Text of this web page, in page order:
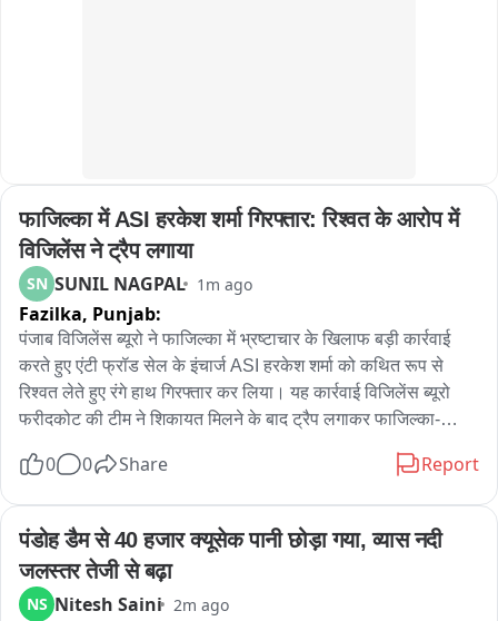
फाजिल्का में ASI हरकेश शर्मा गिरफ्तार: रिश्वत के आरोप में
विजिलेंस ने ट्रैप लगाया
SN SUNIL NAGPAL 1m ago
Fazilka, Punjab:
पंजाब विजिलेंस ब्यूरो ने फाजिल्का में भ्रष्टाचार के खिलाफ बड़ी कार्रवाई
करते हुए एंटी फ्रॉड सेल के इंचार्ज ASI हरकेश शर्मा को कथित रूप से
रिश्वत लेते हुए रंगे हाथ गिरफ्तार कर लिया। यह कार्रवाई विजिलेंस ब्यूरो
फरीदकोट की टीम ने शिकायत मिलने के बाद ट्रैप लगाकर फाजिल्का-
पास दो पक्षों के बीच करीब 11-12 लाख रुपये के लेनदेन का मामला पहुंचा
और मामला उनके पक्ष में निपटाने का भरोसा देकर रिश्वत की मांग की। जब
रिश्वत की रकम देने का समय आया तो संबंधित पक्ष ने विजिलेंस ब्यूरो
फरीदकोट को शिकायत दे दी। शिकायत के आधार पर विजिलेंस टीम ने
योजनाबद्ध तरीके से ट्रैप लगाया और आरोपी ASI को कथित तौर पर 40
0 0 Share Report
पंडोह डैम से 40 हजार क्यूसेक पानी छोड़ा गया, व्यास नदी
जलस्तर तेजी से बढ़ा
NS Nitesh Saini 2m ago